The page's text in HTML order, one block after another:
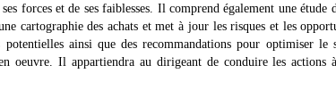
forces et de ses faiblesses. Il comprend également une
cartographie des achats et met à jour les risques et les
potentielles ainsi que des recommandations pour optimiser
oeuvre. Il appartiendra au dirigeant de conduire les actions